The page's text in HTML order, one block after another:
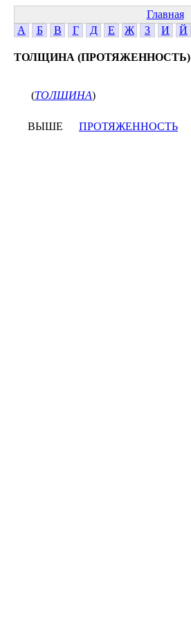
Главная
А
Б В Г Д Е Ж З И Й
ТОЛЩИНА (ПРОТЯЖЕННОСТЬ)
(ТОЛЩИНА)
ВЫШЕ ПРОТЯЖЕННОСТЬ